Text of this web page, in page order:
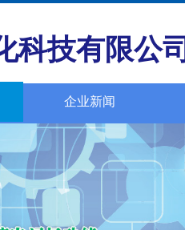
科技有限公司
企业新闻